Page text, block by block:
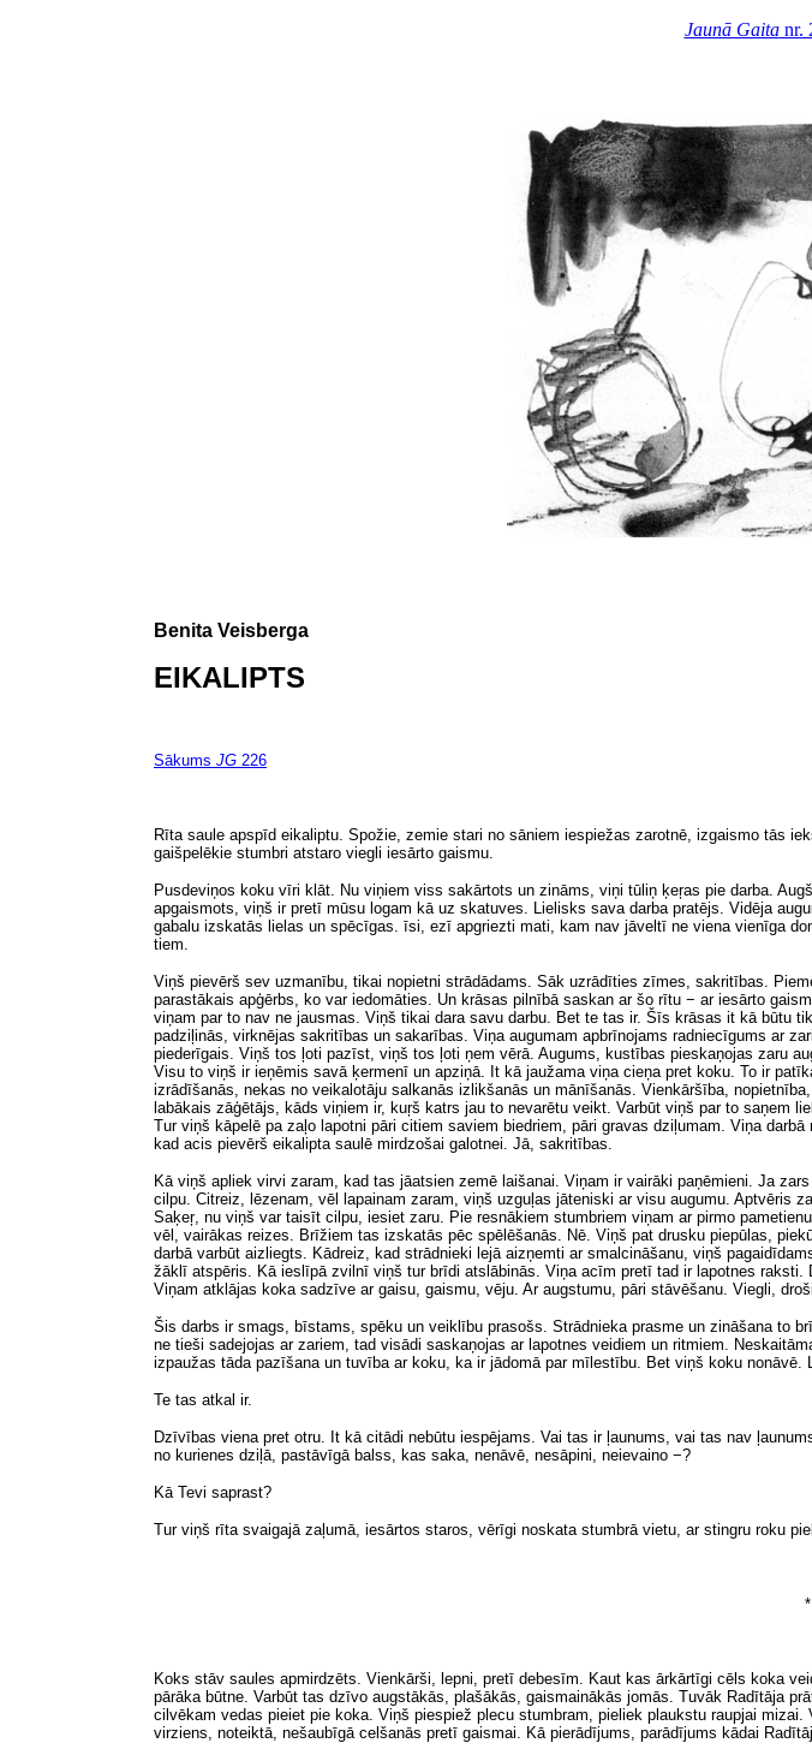
Jaunā Gaitanr.
Benita Veisberga
EIKALIPTS
Sākums JG 226
Rīta saule apspīd eikaliptu. Spožie, zemie stari no sāniem iespiežas zarotnē, izgaismo tās
gaišpelēkie stumbri atstaro viegli iesārto gaismu.
Pusdeviņos koku vīri klāt. Nu viņiem viss sakārtots un zināms, viņi tūliņ ķeŗas pie darba.
apgaismots, viņš ir pretī mūsu logam kā uz skatuves. Lielisks sava darba pratējs. Vidēja
gabalu izskatās lielas un spēcīgas. īsi, ezī apgriezti mati, kam nav jāveltī ne viena vienīga
tiem.
Viņš pievērš sev uzmanību, tikai nopietni strādādams. Sāk uzrādīties zīmes, sakritības.
parastākais apģērbs, ko var iedomāties. Un krāsas pilnībā saskan ar šo rītu − ar iesārto
viņam par to nav ne jausmas. Viņš tikai dara savu darbu. Bet te tas ir. Šīs krāsas it kā būtu
padziļinās, virknējas sakritības un sakarības. Viņa augumam apbrīnojams radniecīgums ar
piederīgais. Viņš tos ļoti pazīst, viņš tos ļoti ņem vērā. Augums, kustības pieskaņojas zaru
Visu to viņš ir ieņēmis savā ķermenī un apziņā. It kā jaužama viņa cieņa pret koku. To ir
izrādīšanās, nekas no veikalotāju salkanās izlikšanās un mānīšanās. Vienkāršība,
labākais zāģētājs, kāds viņiem ir, kuŗš katrs jau to nevarētu veikt. Varbūt viņš par to saņem
Tur viņš kāpelē pa zaļo lapotni pāri citiem saviem biedriem, pāri gravas dziļumam. Viņa
kad acis pievērš eikalipta saulē mirdzošai galotnei. Jā, sakritības.
Kā viņš apliek virvi zaram, kad tas jāatsien zemē laišanai. Viņam ir vairāki paņēmieni. Ja
cilpu. Citreiz, lēzenam, vēl lapainam zaram, viņš uzguļas jāteniski ar visu augumu. Aptvēris
Saķeŗ, nu viņš var taisīt cilpu, iesiet zaru. Pie resnākiem stumbriem viņam ar pirmo
vēl, vairākas reizes. Brīžiem tas izskatās pēc spēlēšanās. Nē. Viņš pat drusku piepūlas,
darbā varbūt aizliegts. Kādreiz, kad strādnieki lejā aizņemti ar smalcināšanu, viņš
žāklī atspēris. Kā ieslīpā zvilnī viņš tur brīdi atslābinās. Viņa acīm pretī tad ir lapotnes
Viņam atklājas koka sadzīve ar gaisu, gaismu, vēju. Ar augstumu, pāri stāvēšanu. Viegli,
Šis darbs ir smags, bīstams, spēku un veiklību prasošs. Strādnieka prasme un zināšana to
ne tieši sadejojas ar zariem, tad visādi saskaņojas ar lapotnes veidiem un ritmiem.
izpaužas tāda pazīšana un tuvība ar koku, ka ir jādomā par mīlestību. Bet viņš koku
Te tas atkal ir.
Dzīvības viena pret otru. It kā citādi nebūtu iespējams. Vai tas ir ļaunums, vai tas nav
no kurienes dziļā, pastāvīgā balss, kas saka, nenāvē, nesāpini, neievaino −?
Kā Tevi saprast?
Tur viņš rīta svaigajā zaļumā, iesārtos staros, vērīgi noskata stumbrā vietu, ar stingru roku
*
Koks stāv saules apmirdzēts. Vienkārši, lepni, pretī debesīm. Kaut kas ārkārtīgi cēls koka
pārāka būtne. Varbūt tas dzīvo augstākās, plašākās, gaismainākās jomās. Tuvāk Radītāja
cilvēkam vedas pieiet pie koka. Viņš piespiež plecu stumbram, pieliek plaukstu raupjai
virziens, noteiktā, nešaubīgā celšanās pretī gaismai. Kā pierādījums, parādījums kādai